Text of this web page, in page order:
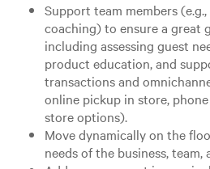
Support team members
coaching) to ensure a great
including assessing guest
product education, and
transactions and
online pickup in store,
store options).
Move dynamically on the
needs of the business, team,